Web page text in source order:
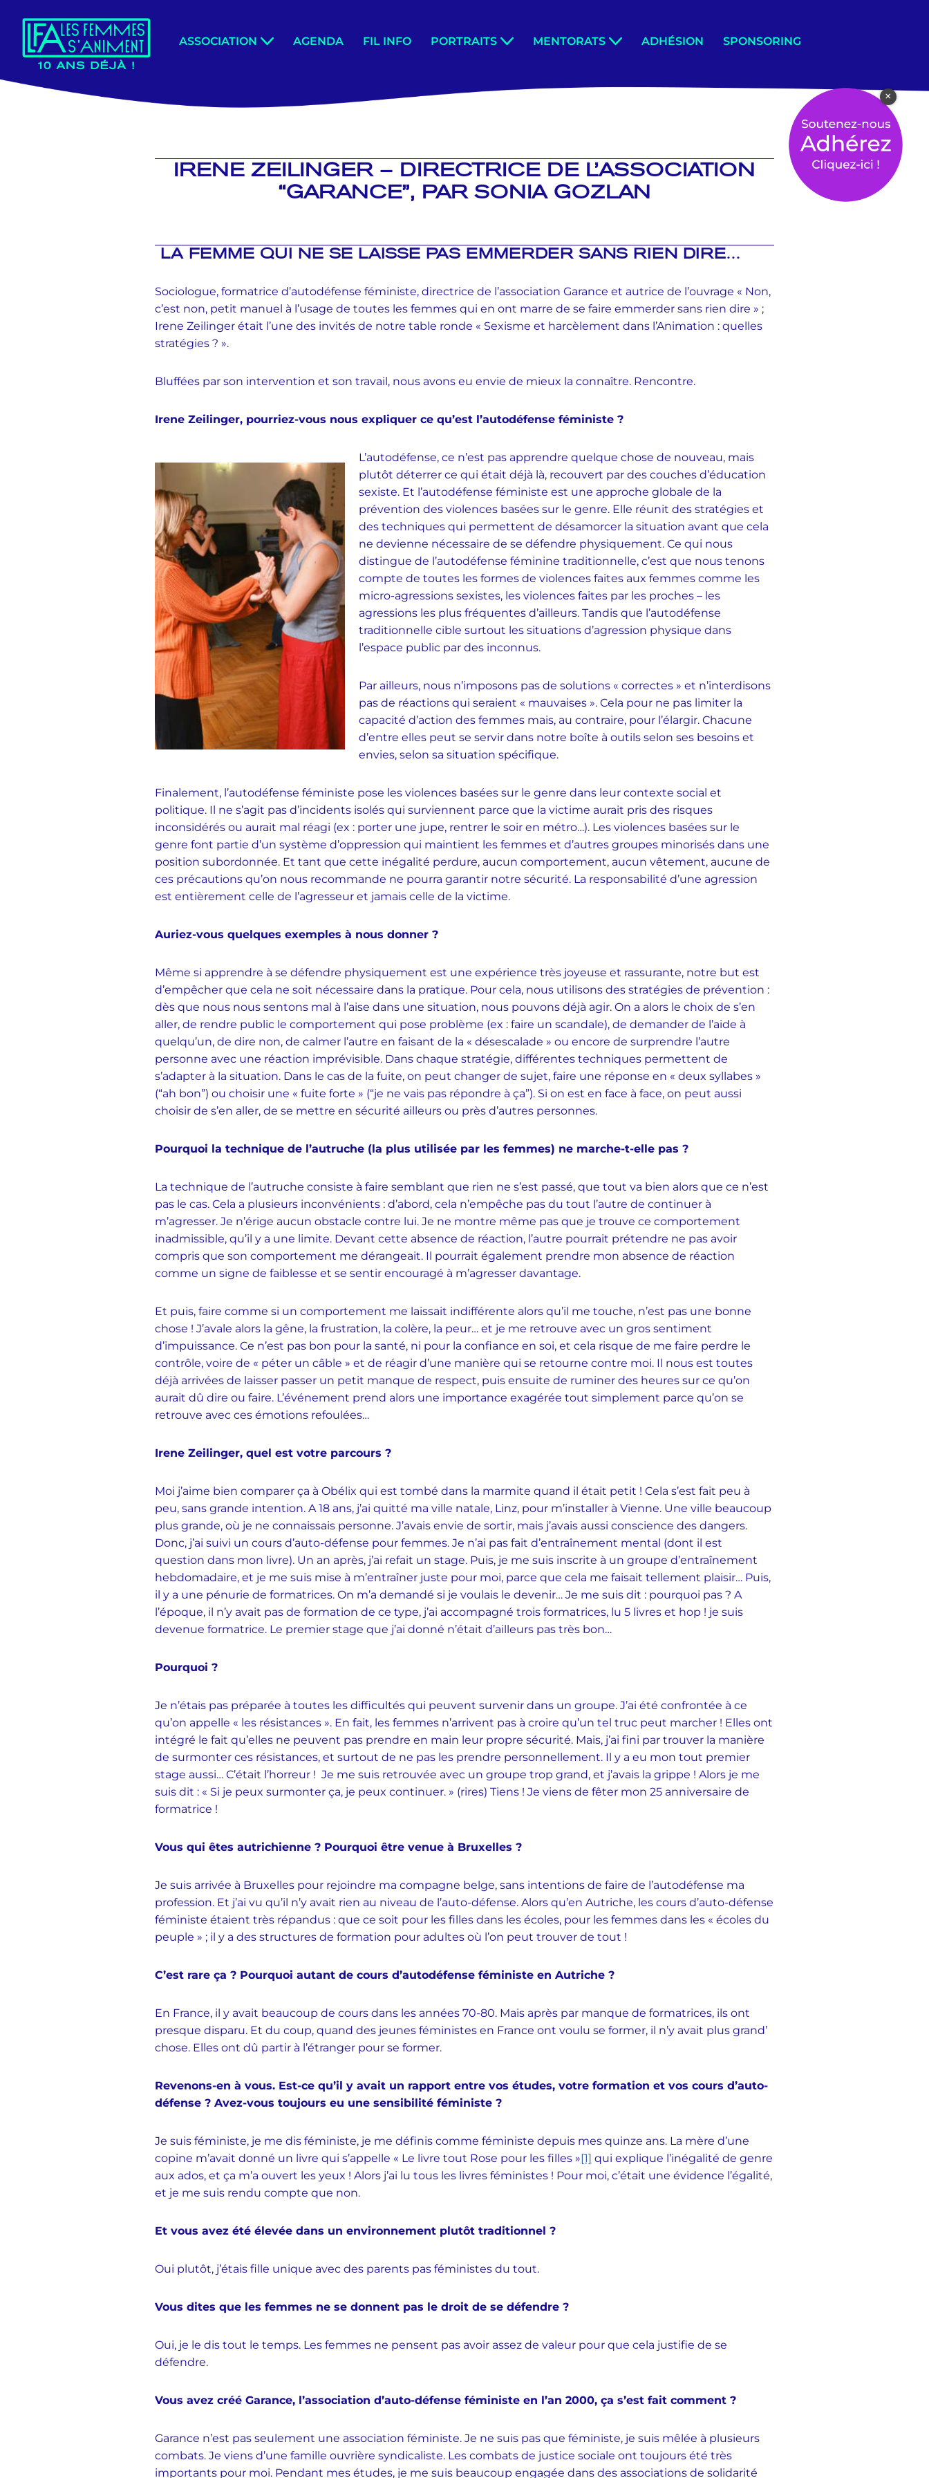
Aller
au
contenu
ASSOCIATION AGENDA FIL INFO PORTRAITS MENTORATS ADHÉSION SPONSORING
IRENE ZEILINGER – DIRECTRICE DE L’ASSOCIATION
“GARANCE”, PAR SONIA GOZLAN
LA FEMME QUI NE SE LAISSE PAS EMMERDER SANS RIEN DIRE…
Sociologue, formatrice d’autodéfense féministe, directrice de l’association Garance et autrice de l’ouvrage « Non,
c’est non, petit manuel à l’usage de toutes les femmes qui en ont marre de se faire emmerder sans rien dire » ;
Irene Zeilinger était l’une des invités de notre table ronde « Sexisme et harcèlement dans l’Animation : quelles
stratégies ? ».
Bluffées par son intervention et son travail, nous avons eu envie de mieux la connaître. Rencontre.
Irene Zeilinger, pourriez-vous nous expliquer ce qu’est l’autodéfense féministe ?
L’autodéfense, ce n’est pas apprendre quelque chose de nouveau, mais
plutôt déterrer ce qui était déjà là, recouvert par des couches d’éducation
sexiste. Et l’autodéfense féministe est une approche globale de la
prévention des violences basées sur le genre. Elle réunit des stratégies et
des techniques qui permettent de désamorcer la situation avant que cela
ne devienne nécessaire de se défendre physiquement. Ce qui nous
distingue de l’autodéfense féminine traditionnelle, c’est que nous tenons
compte de toutes les formes de violences faites aux femmes comme les
micro-agressions sexistes, les violences faites par les proches – les
agressions les plus fréquentes d’ailleurs. Tandis que l’autodéfense
traditionnelle cible surtout les situations d’agression physique dans
l’espace public par des inconnus.
Par ailleurs, nous n’imposons pas de solutions « correctes » et n’interdisons
pas de réactions qui seraient « mauvaises ». Cela pour ne pas limiter la
capacité d’action des femmes mais, au contraire, pour l’élargir. Chacune
d’entre elles peut se servir dans notre boîte à outils selon ses besoins et
envies, selon sa situation spécifique.
Finalement, l’autodéfense féministe pose les violences basées sur le genre dans leur contexte social et
politique. Il ne s’agit pas d’incidents isolés qui surviennent parce que la victime aurait pris des risques
inconsidérés ou aurait mal réagi (ex : porter une jupe, rentrer le soir en métro…). Les violences basées sur le
genre font partie d’un système d’oppression qui maintient les femmes et d’autres groupes minorisés dans une
position subordonnée. Et tant que cette inégalité perdure, aucun comportement, aucun vêtement, aucune de
ces précautions qu’on nous recommande ne pourra garantir notre sécurité. La responsabilité d’une agression
est entièrement celle de l’agresseur et jamais celle de la victime.
Auriez-vous quelques exemples à nous donner ?
Même si apprendre à se défendre physiquement est une expérience très joyeuse et rassurante, notre but est
d’empêcher que cela ne soit nécessaire dans la pratique. Pour cela, nous utilisons des stratégies de prévention :
dès que nous nous sentons mal à l’aise dans une situation, nous pouvons déjà agir. On a alors le choix de s’en
aller, de rendre public le comportement qui pose problème (ex : faire un scandale), de demander de l’aide à
quelqu’un, de dire non, de calmer l’autre en faisant de la « désescalade » ou encore de surprendre l’autre
personne avec une réaction imprévisible. Dans chaque stratégie, différentes techniques permettent de
s’adapter à la situation. Dans le cas de la fuite, on peut changer de sujet, faire une réponse en « deux syllabes »
(“ah bon”) ou choisir une « fuite forte » (“je ne vais pas répondre à ça”). Si on est en face à face, on peut aussi
choisir de s’en aller, de se mettre en sécurité ailleurs ou près d’autres personnes.
Pourquoi la technique de l’autruche (la plus utilisée par les femmes) ne marche-t-elle pas ?
La technique de l’autruche consiste à faire semblant que rien ne s’est passé, que tout va bien alors que ce n’est
pas le cas. Cela a plusieurs inconvénients : d’abord, cela n’empêche pas du tout l’autre de continuer à
m’agresser. Je n’érige aucun obstacle contre lui. Je ne montre même pas que je trouve ce comportement
inadmissible, qu’il y a une limite. Devant cette absence de réaction, l’autre pourrait prétendre ne pas avoir
compris que son comportement me dérangeait. Il pourrait également prendre mon absence de réaction
comme un signe de faiblesse et se sentir encouragé à m’agresser davantage.
Et puis, faire comme si un comportement me laissait indifférente alors qu’il me touche, n’est pas une bonne
chose ! J’avale alors la gêne, la frustration, la colère, la peur… et je me retrouve avec un gros sentiment
d’impuissance. Ce n’est pas bon pour la santé, ni pour la confiance en soi, et cela risque de me faire perdre le
contrôle, voire de « péter un câble » et de réagir d’une manière qui se retourne contre moi. Il nous est toutes
déjà arrivées de laisser passer un petit manque de respect, puis ensuite de ruminer des heures sur ce qu’on
aurait dû dire ou faire. L’événement prend alors une importance exagérée tout simplement parce qu’on se
retrouve avec ces émotions refoulées…
Irene Zeilinger, quel est votre parcours ?
Moi j’aime bien comparer ça à Obélix qui est tombé dans la marmite quand il était petit ! Cela s’est fait peu à
peu, sans grande intention. A 18 ans, j’ai quitté ma ville natale, Linz, pour m’installer à Vienne. Une ville beaucoup
plus grande, où je ne connaissais personne. J’avais envie de sortir, mais j’avais aussi conscience des dangers.
Donc, j’ai suivi un cours d’auto-défense pour femmes. Je n’ai pas fait d’entraînement mental (dont il est
question dans mon livre). Un an après, j’ai refait un stage. Puis, je me suis inscrite à un groupe d’entraînement
hebdomadaire, et je me suis mise à m’entraîner juste pour moi, parce que cela me faisait tellement plaisir… Puis,
il y a une pénurie de formatrices. On m’a demandé si je voulais le devenir… Je me suis dit : pourquoi pas ? A
l’époque, il n’y avait pas de formation de ce type, j’ai accompagné trois formatrices, lu 5 livres et hop ! je suis
devenue formatrice. Le premier stage que j’ai donné n’était d’ailleurs pas très bon…
Pourquoi ?
Je n’étais pas préparée à toutes les difficultés qui peuvent survenir dans un groupe. J’ai été confrontée à ce
qu’on appelle « les résistances ». En fait, les femmes n’arrivent pas à croire qu’un tel truc peut marcher ! Elles ont
intégré le fait qu’elles ne peuvent pas prendre en main leur propre sécurité. Mais, j’ai fini par trouver la manière
de surmonter ces résistances, et surtout de ne pas les prendre personnellement. Il y a eu mon tout premier
stage aussi… C’était l’horreur ! Je me suis retrouvée avec un groupe trop grand, et j’avais la grippe ! Alors je me
suis dit : « Si je peux surmonter ça, je peux continuer. » (rires) Tiens ! Je viens de fêter mon 25 anniversaire de
formatrice !
Vous qui êtes autrichienne ? Pourquoi être venue à Bruxelles ?
Je suis arrivée à Bruxelles pour rejoindre ma compagne belge, sans intentions de faire de l’autodéfense ma
profession. Et j’ai vu qu’il n’y avait rien au niveau de l’auto-défense. Alors qu’en Autriche, les cours d’auto-défense
féministe étaient très répandus : que ce soit pour les filles dans les écoles, pour les femmes dans les « écoles du
peuple » ; il y a des structures de formation pour adultes où l’on peut trouver de tout !
C’est rare ça ? Pourquoi autant de cours d’autodéfense féministe en Autriche ?
En France, il y avait beaucoup de cours dans les années 70-80. Mais après par manque de formatrices, ils ont
presque disparu. Et du coup, quand des jeunes féministes en France ont voulu se former, il n’y avait plus grand’
chose. Elles ont dû partir à l’étranger pour se former.
Revenons-en à vous. Est-ce qu’il y avait un rapport entre vos études, votre formation et vos cours d’auto-
défense ? Avez-vous toujours eu une sensibilité féministe ?
Je suis féministe, je me dis féministe, je me définis comme féministe depuis mes quinze ans. La mère d’une
copine m’avait donné un livre qui s’appelle « Le livre tout Rose pour les filles »[1] qui explique l’inégalité de genre
aux ados, et ça m’a ouvert les yeux ! Alors j’ai lu tous les livres féministes ! Pour moi, c’était une évidence l’égalité,
et je me suis rendu compte que non.
Et vous avez été élevée dans un environnement plutôt traditionnel ?
Oui plutôt, j’étais fille unique avec des parents pas féministes du tout.
Vous dites que les femmes ne se donnent pas le droit de se défendre ?
Oui, je le dis tout le temps. Les femmes ne pensent pas avoir assez de valeur pour que cela justifie de se
défendre.
Vous avez créé Garance, l’association d’auto-défense féministe en l’an 2000, ça s’est fait comment ?
Garance n’est pas seulement une association féministe. Je ne suis pas que féministe, je suis mêlée à plusieurs
combats. Je viens d’une famille ouvrière syndicaliste. Les combats de justice sociale ont toujours été très
importants pour moi. Pendant mes études, je me suis beaucoup engagée dans des associations de solidarité
×